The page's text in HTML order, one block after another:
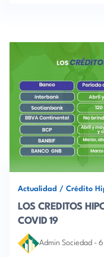
Actualidad / Crédito
LOS CREDITOS
COVID 19
Admin Sociedad - 6